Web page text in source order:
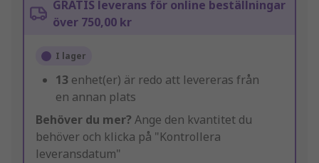
GRATIS leverans för online beställningar
över 750,00 kr
I lager
13 enhet(er) är redo att levereras från
en annan plats
Behöver du mer? Ange den kvantitet du
behöver och klicka på "Kontrollera
leveransdatum"